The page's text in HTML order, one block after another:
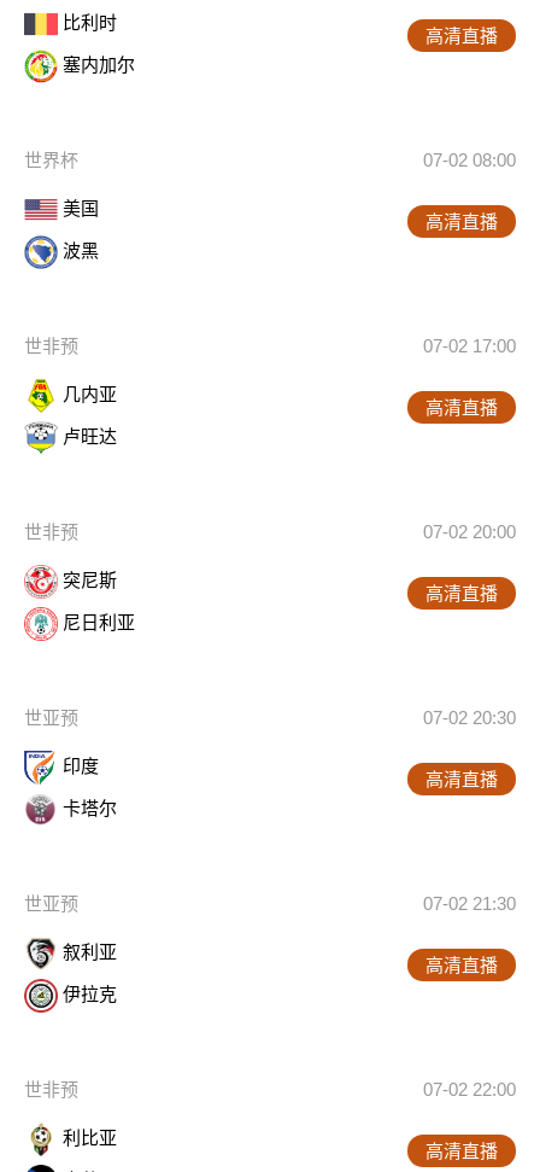
比利时
塞内加尔
高清直播
世界杯 07-02 08:00
美国
波黑
高清直播
世非预 07-02 17:00
几内亚
卢旺达
高清直播
世非预 07-02 20:00
突尼斯
尼日利亚
高清直播
世亚预 07-02 20:30
印度
卡塔尔
高清直播
世亚预 07-02 21:30
叙利亚
伊拉克
高清直播
世非预 07-02 22:00
利比亚
高清直播